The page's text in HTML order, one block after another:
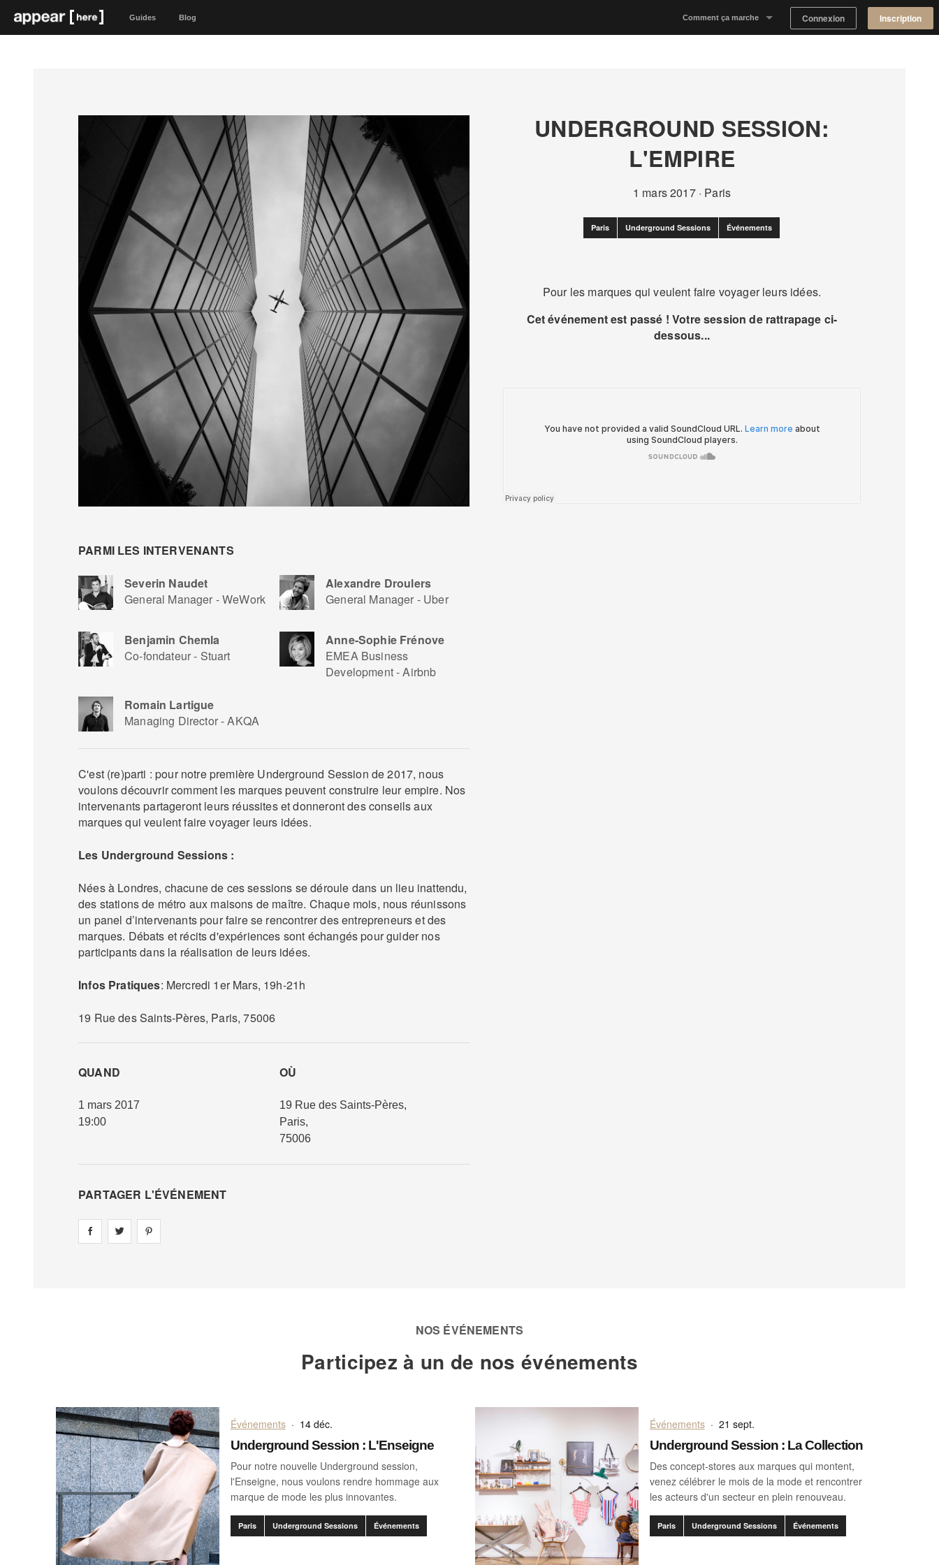
Guides Blog Comment ça marche
Trouver un espace
Tableau de Bord Propriétaire
Connexion Inscription
UNDERGROUND SESSION:
L'EMPIRE
1 mars 2017· Paris
Paris Underground Sessions Événements
Pour les marques qui veulent faire voyager leurs idées.
Cet événement est passé ! Votre session de rattrapage ci-
dessous...
PARMI LES INTERVENANTS
Severin Naudet
General Manager - WeWork
Alexandre Droulers
General Manager - Uber
Benjamin Chemla
Co-fondateur - Stuart
Anne-Sophie Frénove
EMEA Business
Development - Airbnb
Romain Lartigue
Managing Director - AKQA
C'est (re)parti : pour notre première Underground Session de 2017, nous
voulons découvrir comment les marques peuvent construire leur empire. Nos
intervenants partageront leurs réussites et donneront des conseils aux
marques qui veulent faire voyager leurs idées.
Les Underground Sessions :
Nées à Londres, chacune de ces sessions se déroule dans un lieu inattendu,
des stations de métro aux maisons de maître. Chaque mois, nous réunissons
un panel d’intervenants pour faire se rencontrer des entrepreneurs et des
marques. Débats et récits d'expériences sont échangés pour guider nos
participants dans la réalisation de leurs idées.
Infos Pratiques: Mercredi 1er Mars, 19h-21h
19 Rue des Saints-Pères, Paris, 75006
QUAND
1 mars 2017
19:00
OÙ
19 Rue des Saints-Pères,
Paris,
75006
PARTAGER L'ÉVÉNEMENT
Share on facebook
Share on
NOS ÉVÉNEMENTS
Participez à un de nos événements
Événements · 14 déc.
Underground Session : L'Enseigne
Pour notre nouvelle Underground session,
l'Enseigne, nous voulons rendre hommage aux
marque de mode les plus innovantes.
Paris Underground Sessions Événements
Événements · 21 sept.
Underground Session : La Collection
Des concept-stores aux marques qui montent,
venez célébrer le mois de la mode et rencontrer
les acteurs d'un secteur en plein renouveau.
Paris Underground Sessions Événements